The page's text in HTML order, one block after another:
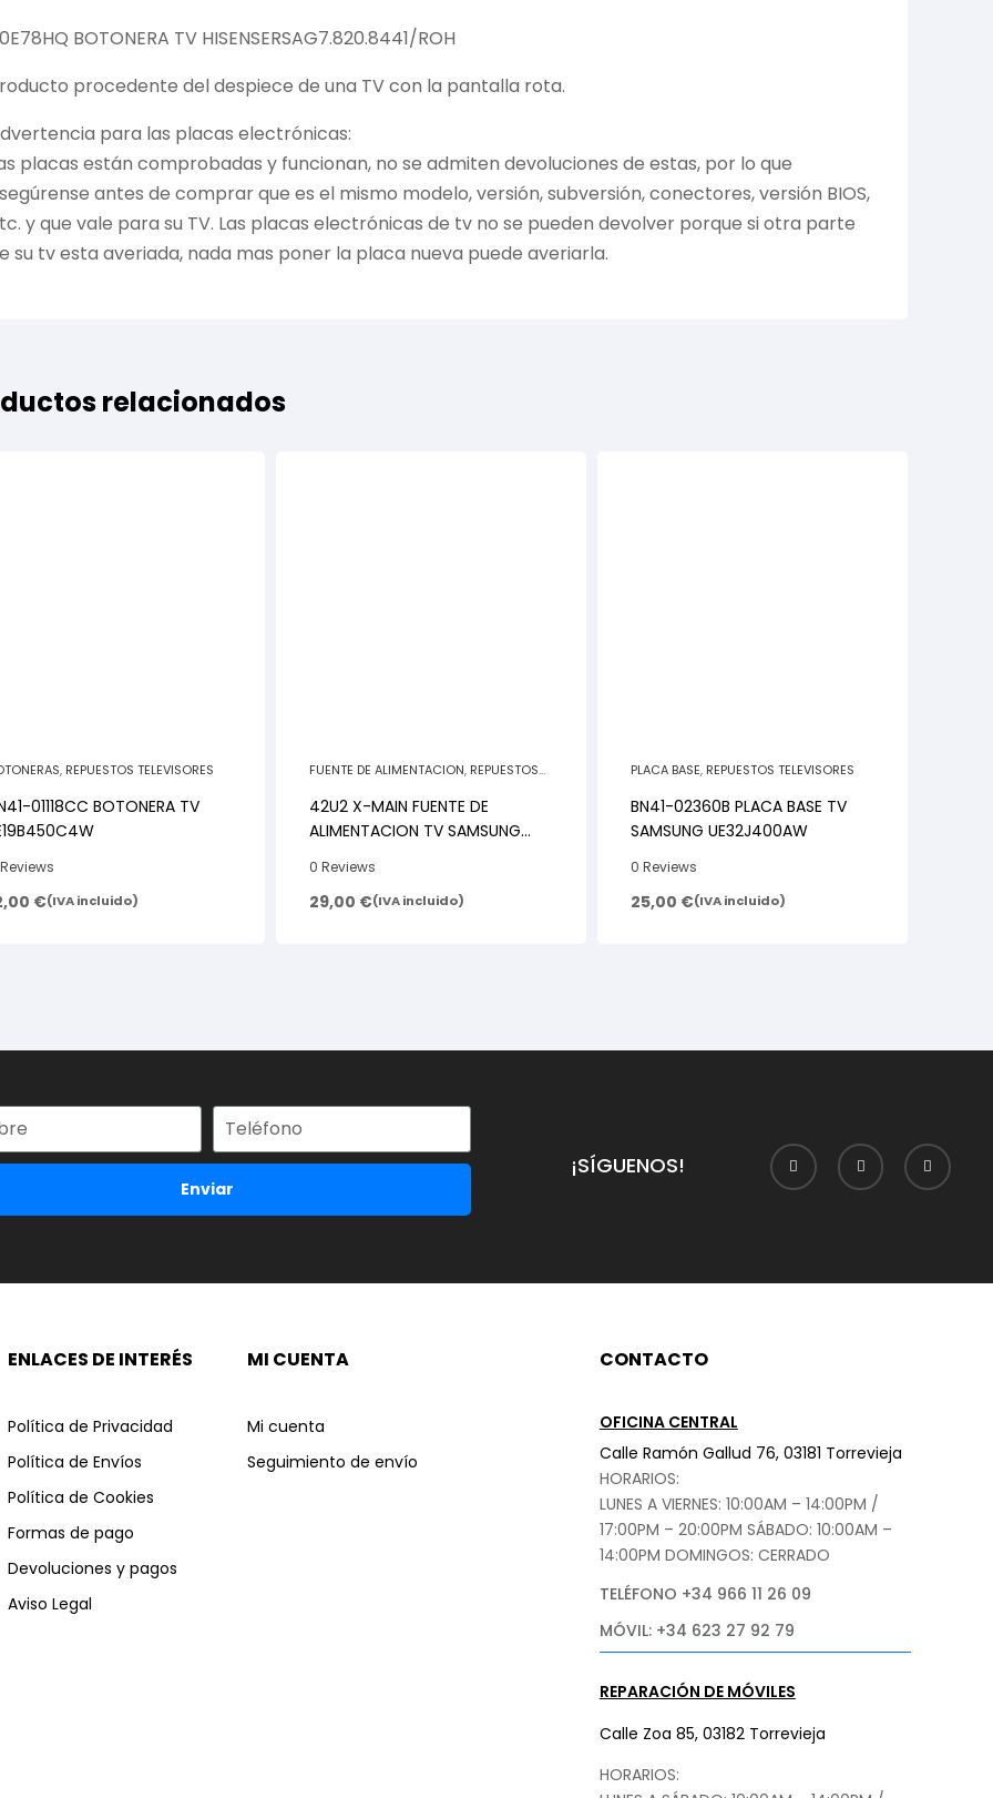
BOTONERA TV HISENSERSAG7.820.8441/ROH
procedente del despiece de una TV con la pantalla rota.
para las placas electrónicas:
placas están comprobadas y funcionan, no se admiten devoluciones de estas, por lo que
antes de comprar que es el mismo modelo, versión, subversión, conectores, versión BIOS,
y que vale para su TV. Las placas electrónicas de tv no se pueden devolver porque si otra parte
su tv esta averiada, nada mas poner la placa nueva puede averiarla.
relacionados
, REPUESTOS TELEVISORES
01118CC BOTONERA TV
€(IVA incluido)
FUENTE DE ALIMENTACION, REPUESTOS
42U2 X-MAIN FUENTE DE
ALIMENTACION TV SAMSUNG
0 Reviews
29,00 €(IVA incluido)
PLACA BASE, REPUESTOS TELEVISORES
BN41-02360B PLACA BASE TV
SAMSUNG UE32J400AW
0 Reviews
25,00 €(IVA incluido)
Enviar
¡SÍGUENOS!
ENLACES DE INTERÉS
Política de Privacidad
Política de Envíos
Política de Cookies
Formas de pago
Devoluciones y pagos
Aviso Legal
MI CUENTA
Mi cuenta
Seguimiento de envío
CONTACTO
OFICINA CENTRAL
Calle Ramón Gallud 76, 03181 Torrevieja
HORARIOS:
LUNES A VIERNES: 10:00AM – 14:00PM /
17:00PM – 20:00PM SÁBADO: 10:00AM –
14:00PM DOMINGOS: CERRADO
TELÉFONO +34 966 11 26 09
MÓVIL: +34 623 27 92 79
REPARACIÓN DE MÓVILES
Calle Zoa 85, 03182 Torrevieja
HORARIOS: